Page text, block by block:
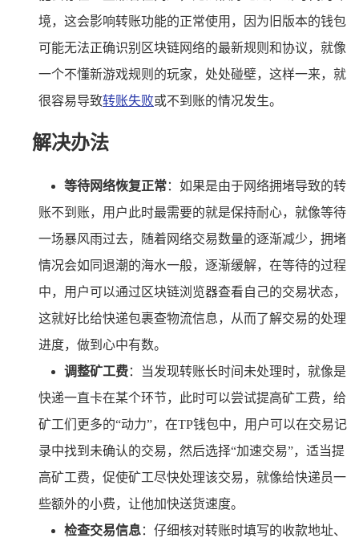
境，这会影响转账功能的正常使用，因为旧版本的钱包
可能无法正确识别区块链网络的最新规则和协议，就像
一个不懂新游戏规则的玩家，处处碰壁，这样一来，就
很容易导致转账失败或不到账的情况发生。
解决办法
等待网络恢复正常：如果是由于网络拥堵导致的转
账不到账，用户此时最需要的就是保持耐心，就像等待
一场暴风雨过去，随着网络交易数量的逐渐减少，拥堵
情况会如同退潮的海水一般，逐渐缓解，在等待的过程
中，用户可以通过区块链浏览器查看自己的交易状态，
这就好比给快递包裹查物流信息，从而了解交易的处理
进度，做到心中有数。
调整矿工费：当发现转账长时间未处理时，就像是
快递一直卡在某个环节，此时可以尝试提高矿工费，给
矿工们更多的“动力”，在TP钱包中，用户可以在交易记
录中找到未确认的交易，然后选择“加速交易”，适当提
高矿工费，促使矿工尽快处理该交易，就像给快递员一
些额外的小费，让他加快送货速度。
检查交易信息：仔细核对转账时填写的收款地址、